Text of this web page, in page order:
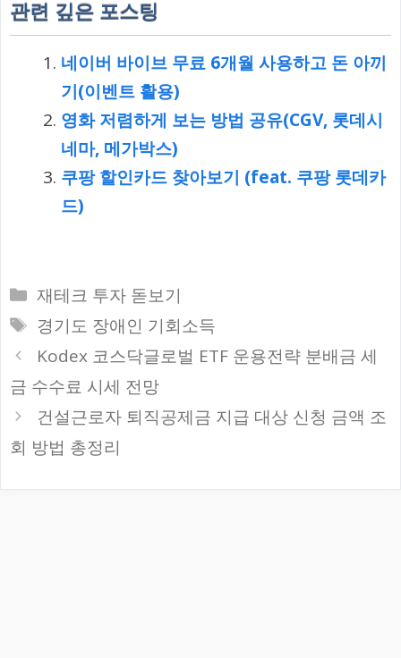
관련 깊은 포스팅
네이버 바이브 무료 6개월 사용하고 돈 아끼
기(이벤트 활용)
영화 저렴하게 보는 방법 공유(CGV, 롯데시
네마, 메가박스)
쿠팡 할인카드 찾아보기 (feat. 쿠팡 롯데카
드)
카
테
고
리
재테크 투자 돋보기
태
그
경기도 장애인 기회소득
Kodex 코스닥글로벌 ETF 운용전략 분배금 세
금 수수료 시세 전망
건설근로자 퇴직공제금 지급 대상 신청 금액 조
회 방법 총정리